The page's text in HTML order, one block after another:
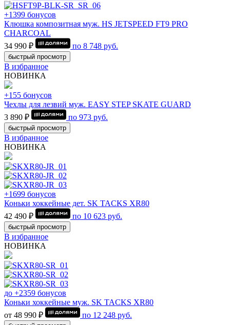
+1399 бонусов
Клюшка композитная муж. HS JETSPEED FT9 PRO
CHARCOAL
34 990 ₽
по 8 748 руб.
быстрый просмотр
В избранное
НОВИНКА
+155 бонусов
Чехлы для лезвий муж. EASY STEP SKATE GUARD
3 890 ₽
по 973 руб.
быстрый просмотр
В избранное
НОВИНКА
+1699 бонусов
Коньки хоккейные дет. SK TACKS XR80
42 490 ₽
по 10 623 руб.
быстрый просмотр
В избранное
НОВИНКА
до +2359 бонусов
Коньки хоккейные муж. SK TACKS XR80
от 48 990 ₽
по 12 248 руб.